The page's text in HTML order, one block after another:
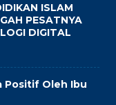
ISLAM
PESATNYA
DIGITAL
Positif Oleh Ibu